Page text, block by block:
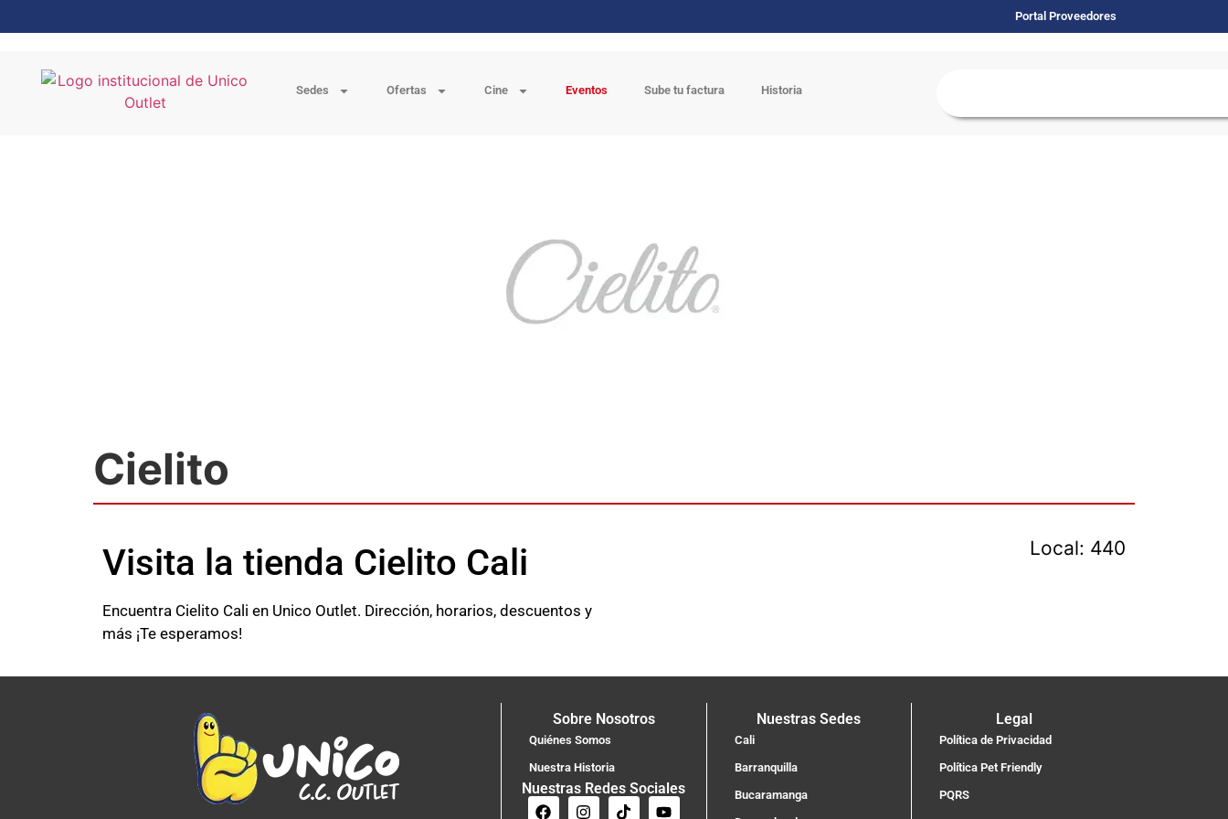
Portal Proveedores
Sedes Ofertas Cine Eventos Sube tu factura Historia
Cielito
Visita la tienda Cielito Cali
Encuentra Cielito Cali en Unico Outlet. Dirección, horarios, descuentos y
más ¡Te esperamos!
Local: 440
Sobre Nosotros
Quiénes Somos
Nuestra Historia
Nuestras Redes Sociales
Nuestras Sedes
Cali
Barranquilla
Bucaramanga
Legal
Política de Privacidad
Política Pet Friendly
PQRS